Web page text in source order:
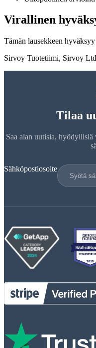
Virallinen
Tämän lausekkeen
Sirvoy Tuotetiimi, Sirvoy
Tilaa
Saa alan uutisia,
Sähköpostiosoite